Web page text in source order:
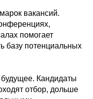
вакансий.
помогает
базу потенциальных
Кандидаты
отбор, дольше